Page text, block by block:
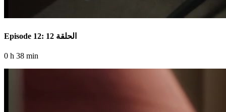
Episode 12: الحلقة 12
0 h 38 min